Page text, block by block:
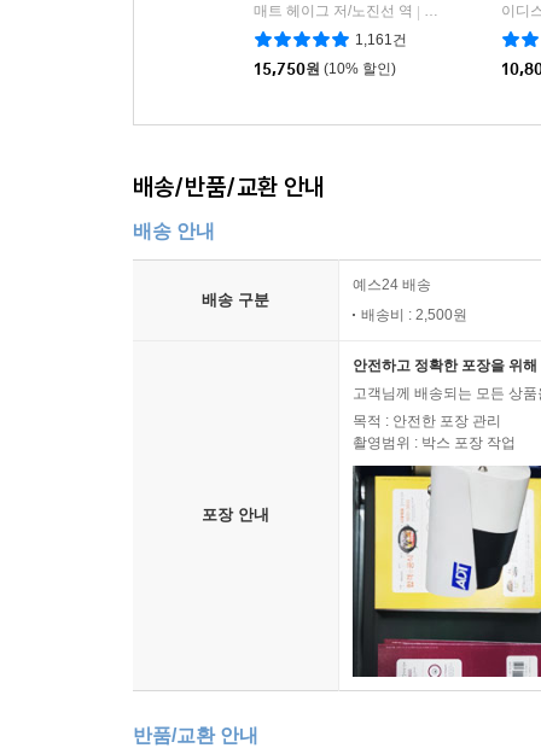
매트 헤이그 저/노진선 역
인플루엔셜
1,161건
15,750원 (10% 할인)
이디
배송/반품/교환 안내
배송 안내
배송 구분
예스24 배송
배송비 : 2,500원
포장 안내
안전하고 정확한 포장을 위
고객님께 배송되는 모든 상
목적 : 안전한 포장 관리
촬영범위 : 박스 포장 작업
반품/교환 안내